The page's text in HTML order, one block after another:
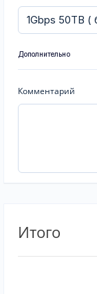
Дополнительно
Комментарий
Итого